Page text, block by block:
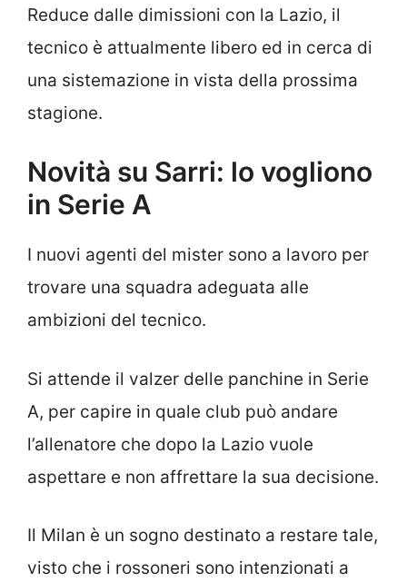
Reduce dalle dimissioni con la Lazio, il
tecnico è attualmente libero ed in cerca di
una sistemazione in vista della prossima
stagione.
Novità su Sarri: lo vogliono
in Serie A
I nuovi agenti del mister sono a lavoro per
trovare una squadra adeguata alle
ambizioni del tecnico.
Si attende il valzer delle panchine in Serie
A, per capire in quale club può andare
l’allenatore che dopo la Lazio vuole
aspettare e non affrettare la sua decisione.
Il Milan è un sogno destinato a restare tale,
visto che i rossoneri sono intenzionati a